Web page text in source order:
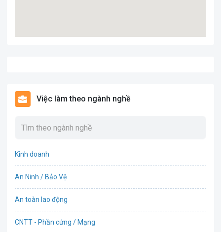
Việc làm theo ngành nghề
Kinh doanh
An Ninh / Bảo Vệ
An toàn lao động
CNTT - Phần cứng / Mạng